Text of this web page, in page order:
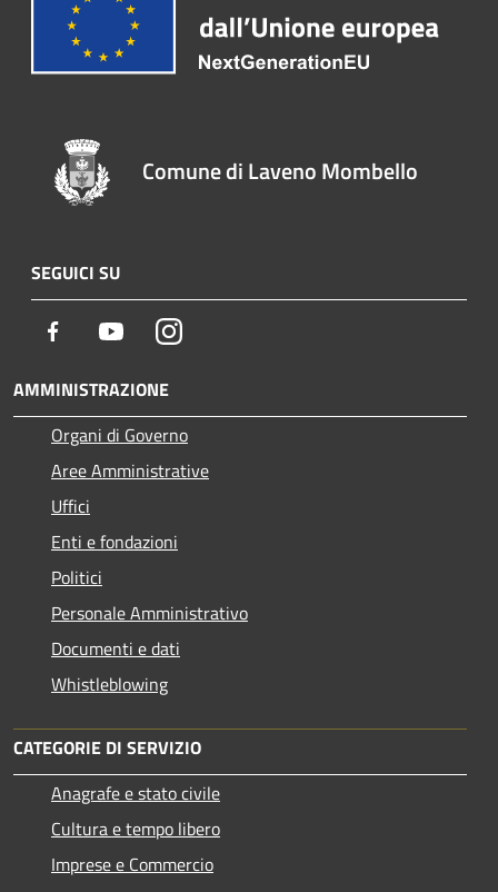
Comune di Laveno Mombello
SEGUICI SU
Facebook YoutubeInstagram
AMMINISTRAZIONE
Organi di Governo
Aree Amministrative
Uffici
Enti e fondazioni
Politici
Personale Amministrativo
Documenti e dati
Whistleblowing
CATEGORIE DI SERVIZIO
Anagrafe e stato civile
Cultura e tempo libero
Imprese e Commercio